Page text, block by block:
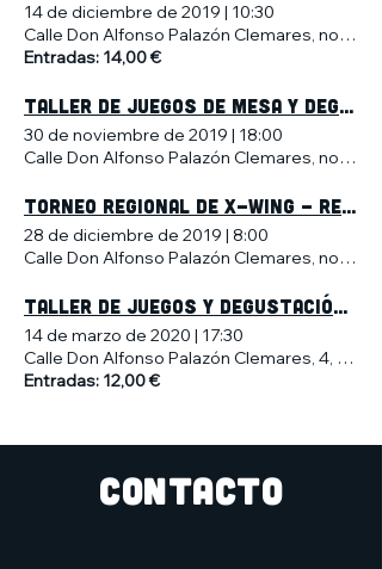
14 de diciembre de 2019 | 10:30
Calle Don Alfonso Palazón Clemares, no 4,
Entradas: 14,00 €
TALLER DE JUEGOS DE MESA Y DEGUSTACIÓN DE CERVEZA ARTESANA
30 de noviembre de 2019 | 18:00
Calle Don Alfonso Palazón Clemares, no 4,
Torneo regional de X-wing - Región de Murcia
28 de diciembre de 2019 | 8:00
Calle Don Alfonso Palazón Clemares, no 4,
Taller de Juegos y Degustación de Cerveza Artesana
14 de marzo de 2020 | 17:30
Calle Don Alfonso Palazón Clemares, 4,
Entradas: 12,00 €
CONTACTO